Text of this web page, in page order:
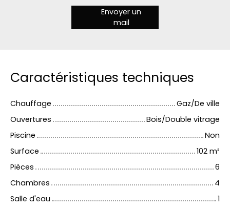
Envoyer un
mail
Caractéristiques techniques
Chauffage
Gaz/De ville
Ouvertures
Bois/Double vitrage
Piscine
Non
Surface
102 m²
Pièces
6
Chambres
4
Salle d'eau
1